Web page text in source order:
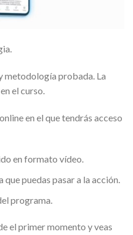
metodología probada. La
el curso.
en el que tendrás acceso
en formato vídeo.
puedas pasar a la acción.
programa.
el primer momento y veas